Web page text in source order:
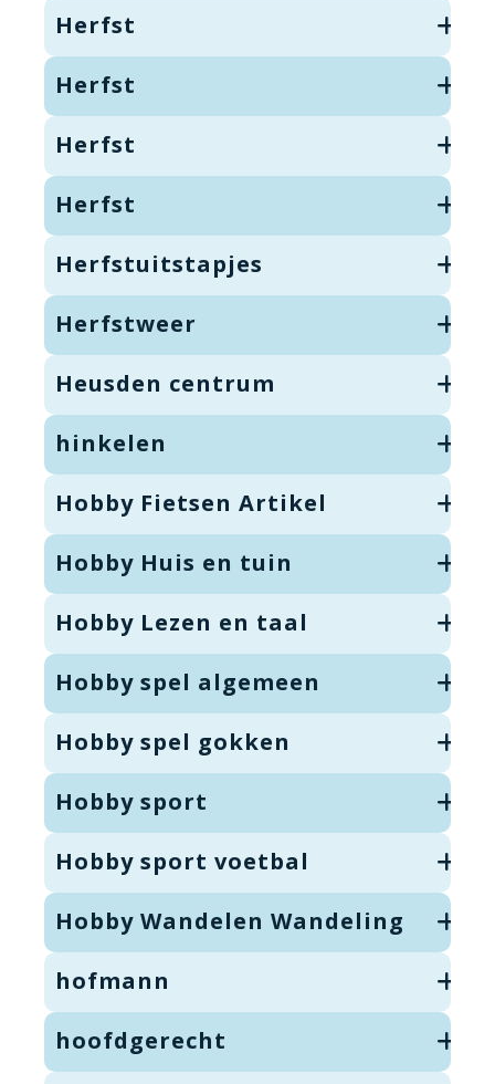
Herfst
Herfst
Herfst
Herfst
Herfstuitstapjes
Herfstweer
Heusden centrum
hinkelen
Hobby Fietsen Artikel
Hobby Huis en tuin
Hobby Lezen en taal
Hobby spel algemeen
Hobby spel gokken
Hobby sport
Hobby sport voetbal
Hobby Wandelen Wandeling
hofmann
hoofdgerecht